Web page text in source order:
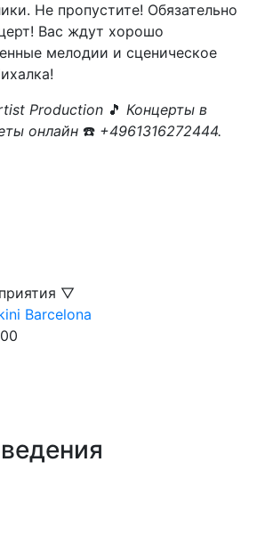
Не пропустите! Обязательно
Вас ждут хорошо
мелодии и сценическое
Production 🎵 Концерты в
онлайн ☎️ +4961316272444.
▽
Barcelona